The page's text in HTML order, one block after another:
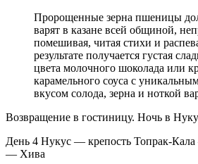
Пророщенные зерна пшеницы
варят в казане всей общиной,
помешивая, читая стихи и
результате получается густая
цвета молочного шоколада или
карамельного соуса с
вкусом солода, зерна и ноткой
Возвращение в гостиницу. Ночь в
День 4 Нукус — крепость Топрак-
— Хива